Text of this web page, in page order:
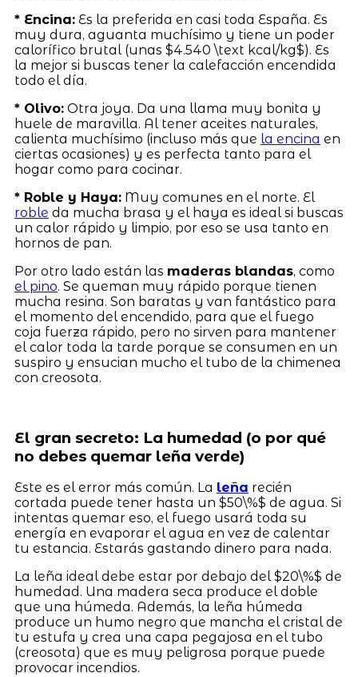
* Encina:Es la preferida en casi toda España. Es
muy dura, aguanta muchísimo y tiene un poder
calorífico brutal (unas $4.540 \text kcal/kg$). Es
la mejor si buscas tener la calefacción encendida
todo el día.
* Olivo:Otra joya. Da una llama muy bonita y
huele de maravilla. Al tener aceites naturales,
calienta muchísimo (incluso más que la encina en
ciertas ocasiones) y es perfecta tanto para el
hogar como para cocinar.
* Roble y Haya:Muy comunes en el norte. El
roble da mucha brasa y el haya es ideal si buscas
un calor rápido y limpio, por eso se usa tanto en
hornos de pan.
Por otro lado están las maderas blandas, como
el pino. Se queman muy rápido porque tienen
mucha resina. Son baratas y van fantástico para
el momento del encendido, para que el fuego
coja fuerza rápido, pero no sirven para mantener
el calor toda la tarde porque se consumen en un
suspiro y ensucian mucho el tubo de la chimenea
con creosota.
El gran secreto: La humedad (o por qué
no debes quemar leña verde)
Este es el error más común. La leña recién
cortada puede tener hasta un $50\%$ de agua. Si
intentas quemar eso, el fuego usará toda su
energía en evaporar el agua en vez de calentar
tu estancia. Estarás gastando dinero para nada.
La leña ideal debe estar por debajo del $20\%$ de
humedad. Una madera seca produce el doble
que una húmeda. Además, la leña húmeda
produce un humo negro que mancha el cristal de
tu estufa y crea una capa pegajosa en el tubo
(creosota) que es muy peligrosa porque puede
provocar incendios.